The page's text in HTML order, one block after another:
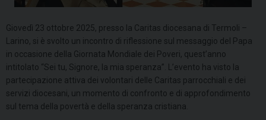
Giovedì 23 ottobre 2025, presso la Caritas diocesana di Termoli –
Larino, si è svolto un incontro di riflessione sul messaggio del Papa
in occasione della Giornata Mondiale dei Poveri, quest’anno
intitolato “Sei tu, Signore, la mia speranza”. L’evento ha visto la
partecipazione attiva dei volontari delle Caritas parrocchiali e dei
servizi diocesani, un momento di confronto e di approfondimento
sul tema della povertà e della speranza cristiana.